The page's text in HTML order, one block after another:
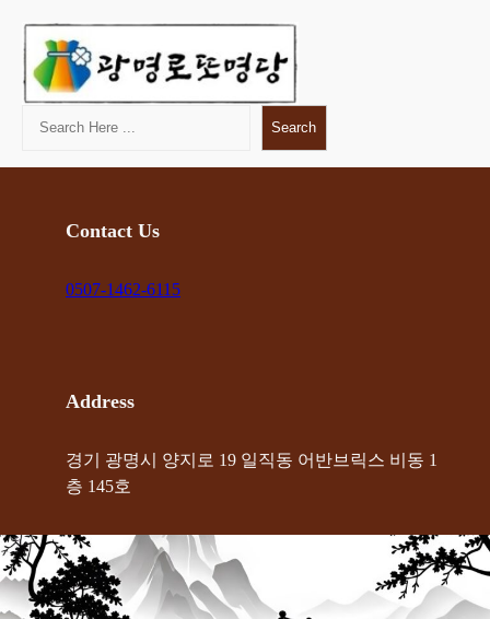
가
Search
Contact Us
0507-1462-6115
Address
경기 광명시 양지로 19 일직동 어반브릭스 비동 1
층 145호